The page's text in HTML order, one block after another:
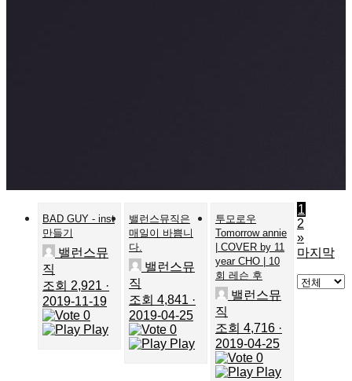
BAD GUY - inst
만들기
밸런스뮤
직
조회 2,921 ·
2019-11-19
0
Play
밸런스뮤직은
매일이 바쁨니
다.
밸런스뮤
직
조회 4,841 ·
2019-04-25
0
Play
투모로우
Tomorrow annie
| COVER by 11
year CHO | 10
회 레슨 후
밸런스뮤
직
조회 4,716 ·
2019-04-25
0
Play
1
2
»
마지막